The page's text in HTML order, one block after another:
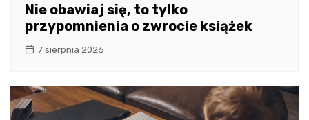
Nie obawiaj się, to tylko
przypomnienia o zwrocie książek
7 sierpnia 2026